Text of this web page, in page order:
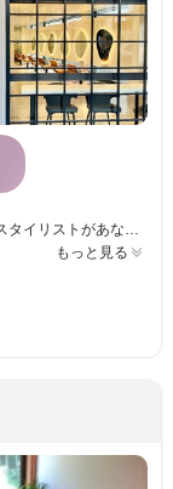
もっと見る